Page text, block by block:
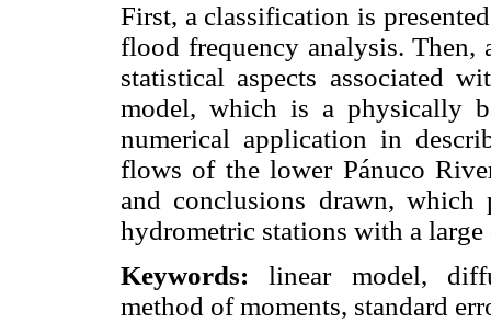
First, a classification is
flood frequency analysis. Then,
statistical aspects associated
model, which is a physically
numerical application in
flows of the lower Pánuco
and conclusions drawn,
hydrometric stations with a
Keywords: linear model,
method of moments, standard